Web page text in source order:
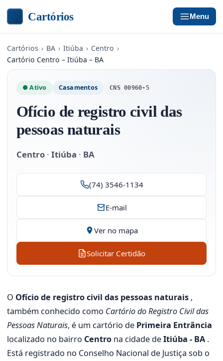
Cartórios Menu
Cartórios › BA › Itiúba › Centro ›
Cartório Centro – Itiúba – BA
● Ativo Casamentos CNS 00960-5
Ofício de registro civil das
pessoas naturais
Centro · Itiúba · BA
(74) 3546-1134
E-mail
Ver no mapa
Solicitar Certidão
O Ofício de registro civil das pessoas naturais ,
também conhecido como Cartório do Registro Civil das
Pessoas Naturais, é um cartório de Primeira Entrância
localizado no bairro Centro na cidade deItiúba - BA .
Está registrado no Conselho Nacional de Justiça sob o